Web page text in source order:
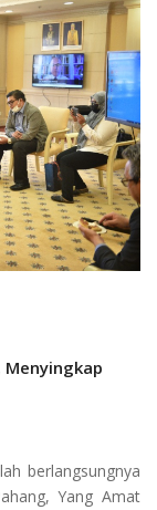
Menyingkap
berlangsungnya
Yang Amat